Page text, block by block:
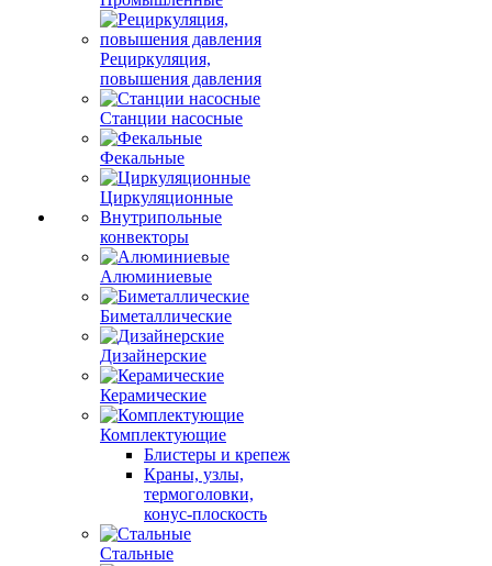
Рециркуляция,
повышения давления
Станции насосные
Фекальные
Циркуляционные
Внутрипольные
конвекторы
Алюминиевые
Биметаллические
Дизайнерские
Керамические
Комплектующие
Блистеры и крепеж
Краны, узлы,
термоголовки,
конус-плоскость
Стальные